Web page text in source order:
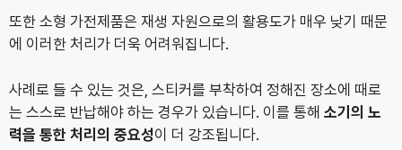
또한 소형 가전제품은 재생 자원으로의 활용도가 매우 낮기 때문
에 이러한 처리가 더욱 어려워집니다.
사례로 들 수 있는 것은, 스티커를 부착하여 정해진 장소에 때로
는 스스로 반납해야 하는 경우가 있습니다. 이를 통해 소기의 노
력을 통한 처리의 중요성이 더 강조됩니다.